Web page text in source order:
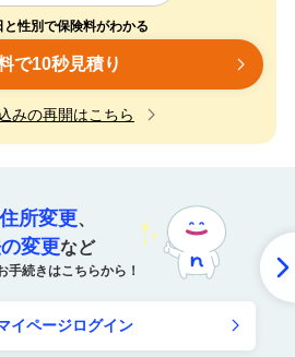
プ）の安心感を
に
と性別で保険料がわかる
で10秒見積り
みの再開はこちら
所変更、
変更など
手続きはこちらから！
イページログイン